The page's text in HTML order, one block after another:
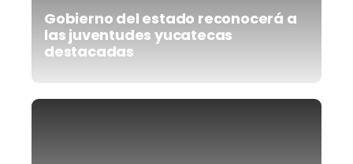
Gobierno del estado reconocerá a
las juventudes yucatecas
destacadas